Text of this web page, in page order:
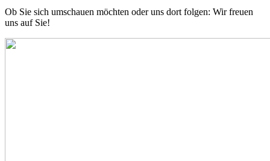
Ob Sie sich umschauen möchten oder uns dort folgen: Wir freuen
uns auf Sie!